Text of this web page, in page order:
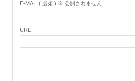
E-MAIL ( 必須 ) ※ 公開されません
URL